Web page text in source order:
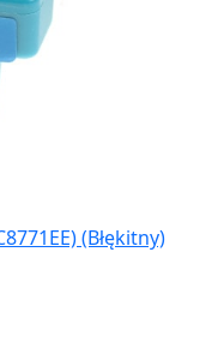
(Błękitny)